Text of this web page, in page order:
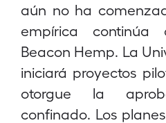
aún no ha
empírica continúa
Beacon Hemp. La
iniciará proyectos
otorgue la
confinado. Los